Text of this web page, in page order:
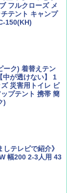
歩き方A ヨーロッ
フルクローズ メ
テント キャンプ
150(KH)
ーク) 着替えテン
中が透けない】 1
災害用トイレ ビ
プテント 携帯 簡
)
テレビで紹介》
幅200 2-3人用 43